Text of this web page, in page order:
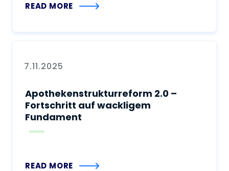
READ MORE
7.11.2025
Apothekenstrukturreform 2.0 –
Fortschritt auf wackligem
Fundament
READ MORE